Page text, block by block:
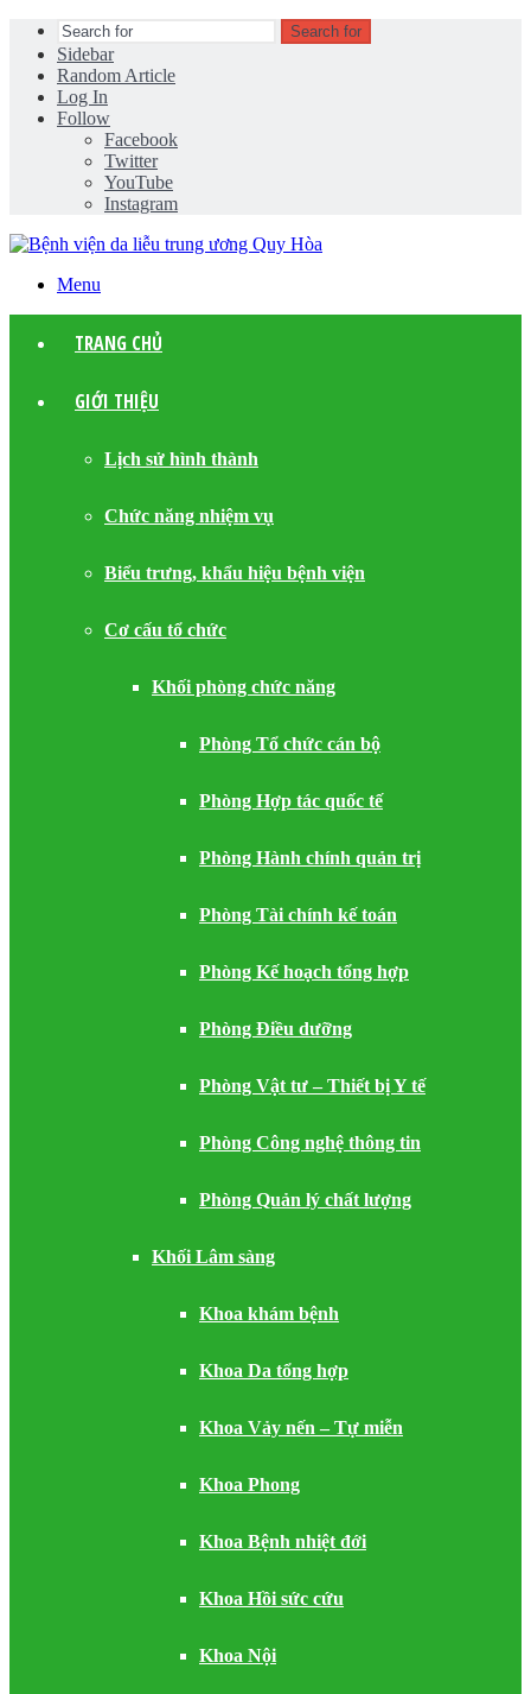
Search for
Sidebar
Random Article
Log In
Follow
Facebook
Twitter
YouTube
Instagram
Menu
TRANG CHỦ
GIỚI THIỆU
Lịch sử hình thành
Chức năng nhiệm vụ
Biểu trưng, khẩu hiệu bệnh viện
Cơ cấu tổ chức
Khối phòng chức năng
Phòng Tổ chức cán bộ
Phòng Hợp tác quốc tế
Phòng Hành chính quản trị
Phòng Tài chính kế toán
Phòng Kế hoạch tổng hợp
Phòng Điều dưỡng
Phòng Vật tư – Thiết bị Y tế
Phòng Công nghệ thông tin
Phòng Quản lý chất lượng
Khối Lâm sàng
Khoa khám bệnh
Khoa Da tổng hợp
Khoa Vảy nến – Tự miễn
Khoa Phong
Khoa Bệnh nhiệt đới
Khoa Hồi sức cứu
Khoa Nội